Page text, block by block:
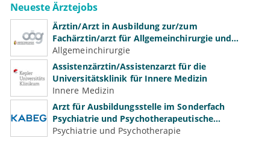
Neueste Ärztejobs
Ärztin/Arzt in Ausbildung zur/zum
Fachärztin/arzt für Allgemeinchirurgie und
Gefäßchirurgie
Allgemeinchirurgie
Assistenzärztin/Assistenzarzt für die
Universitätsklinik für Innere Medizin
Innere Medizin
Arzt für Ausbildungsstelle im Sonderfach
Psychiatrie und Psychotherapeutische
Medizin (m/w/d)
Psychiatrie und Psychotherapie